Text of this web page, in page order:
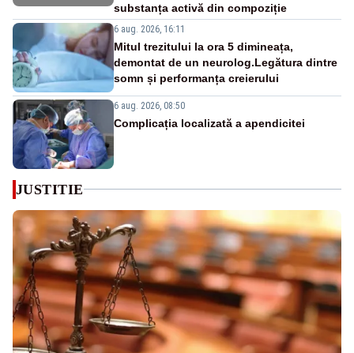
substanța activă din compoziție
6 aug. 2026, 16:11
Mitul trezitului la ora 5 dimineața,
demontat de un neurolog.Legătura dintre
somn și performanța creierului
6 aug. 2026, 08:50
Complicația localizată a apendicitei
JUSTITIE